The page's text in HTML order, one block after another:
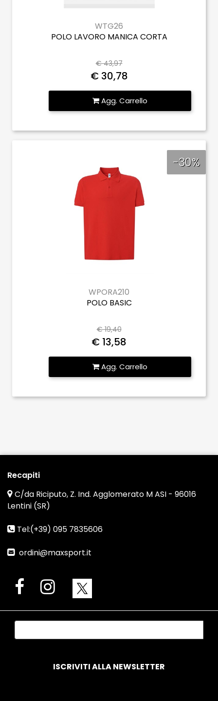
WTG26
POLO LAVORO MANICA CORTA
€ 43,97
€ 30,78
Quantità
Agg. Carrello
-30%
WPORA210
POLO BASIC
€ 19,40
€ 13,58
Quantità
Agg. Carrello
Recapiti
C/da Riciputo, Z. Ind. Agglomerato M ASI - 96016
Lentini (SR)
Tel:(+39) 095 7835606
ordini@maxsport.it